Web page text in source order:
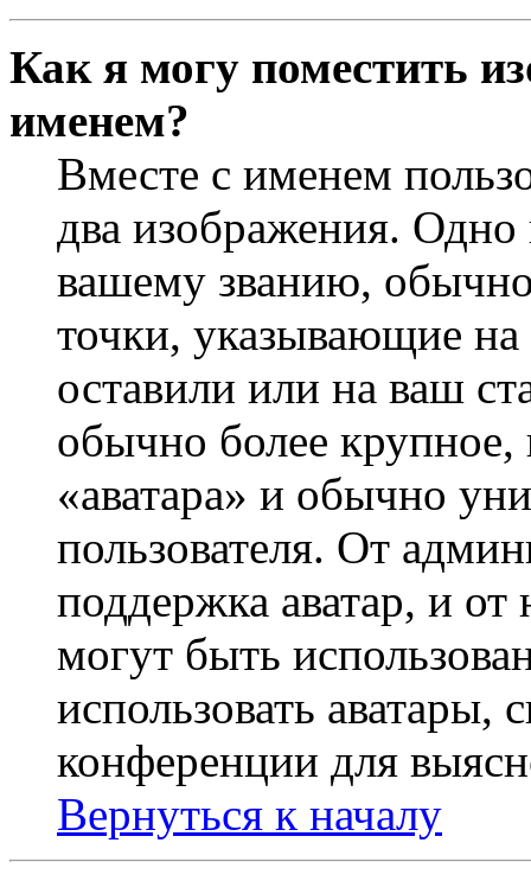
Как я могу поместить
именем?
Вместе с именем
два изображения.
вашему званию, обычно
точки, указывающие
оставили или на ваш
обычно более крупное,
«аватара» и обычно
пользователя. От
поддержка аватар, и от
могут быть
использовать аватары,
конференции для
Вернуться к началу